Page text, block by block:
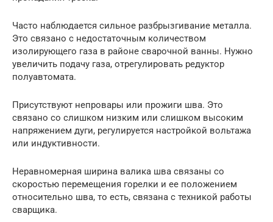
Часто наблюдается сильное разбрызгивание металла.
Это связано с недостаточным количеством
изолирующего газа в районе сварочной ванны. Нужно
увеличить подачу газа, отрегулировать редуктор
полуавтомата.
Присутствуют непровары или прожиги шва. Это
связано со слишком низким или слишком высоким
напряжением дуги, регулируется настройкой вольтажа
или индуктивности.
Неравномерная ширина валика шва связаны со
скоростью перемещения горелки и ее положением
относительно шва, то есть, связана с техникой работы
сварщика.